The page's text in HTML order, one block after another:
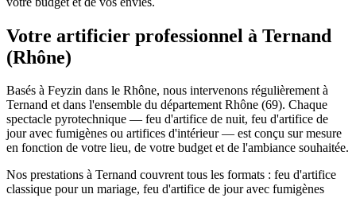
Votre artificier professionnel à Ternand
(Rhône)
Basés à Feyzin dans le Rhône, nous intervenons régulièrement à
Ternand et dans l'ensemble du département Rhône (69). Chaque
spectacle pyrotechnique — feu d'artifice de nuit, feu d'artifice de
jour avec fumigènes ou artifices d'intérieur — est conçu sur mesure
en fonction de votre lieu, de votre budget et de l'ambiance souhaitée.
Nos prestations à Ternand couvrent tous les formats : feu d'artifice
classique pour un mariage, feu d'artifice de jour avec fumigènes